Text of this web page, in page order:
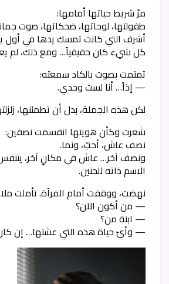
مرّ شريط حياتها أمامها:
طفولتها، لوحاتها، ضحكاتها، صوت
أشرف التي كانت تمسك يدها في أول
كل شيء كان حقيقياً… ومع ذلك، لم
تمتمت بصوت بالكاد سمعته:
— إذاً… أنا لست وحدي.
لكن هذه الجملة، بدل أن تطمئنها،
شعرت وكأن هويتها انقسمت نصفين:
نصف عاش، أحبّ، ونما.
ونصف آخر… عاش في مكانٍ آخر،
الاسم ذاته للحنين.
نهضت، ووقفت أمام المرآة. تأملت
— من أكون الآن؟
— ابنة من؟
— وأيّ حياة هذه التي عشتها… إن